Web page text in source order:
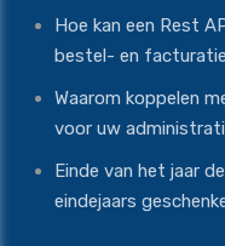
Hoe kan een Rest
bestel- en
Waarom koppelen
voor uw
Einde van het jaar
eindejaars